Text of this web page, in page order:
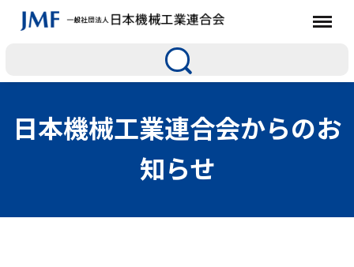
日本機械工業連合会からのお
知らせ